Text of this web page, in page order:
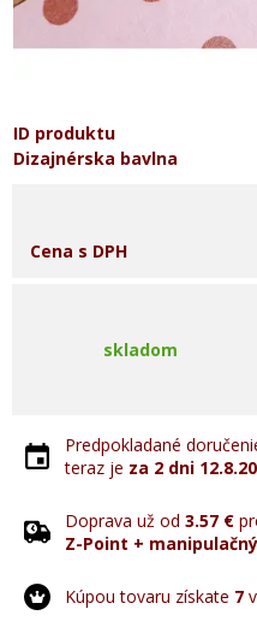
ID produktu
Dizajnérska bavlna
Cena s DPH
skladom
Predpokladané
teraz je za 2 dni
Doprava už od 3.57 €
Z-Point +
Kúpou tovaru získate 7